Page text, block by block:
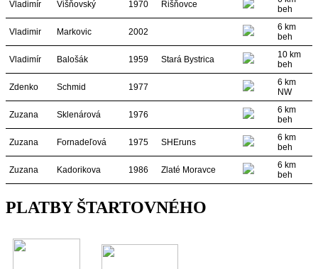
Vladimír Višňovský 1970 Rišňovce
beh
Vladimir Markovic 2002
6 km
beh
Vladimír Balošák 1959 Stará Bystrica
10 km
beh
Zdenko Schmid 1977
6 km
NW
Zuzana Sklenárová 1976
6 km
beh
Zuzana Fornadeľová 1975 SHEruns
6 km
beh
Zuzana Kadorikova 1986 Zlaté Moravce
6 km
beh
PLATBY ŠTARTOVNÉHO